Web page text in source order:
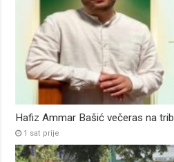
Hafiz Ammar Bašić večeras na
1 sat prije